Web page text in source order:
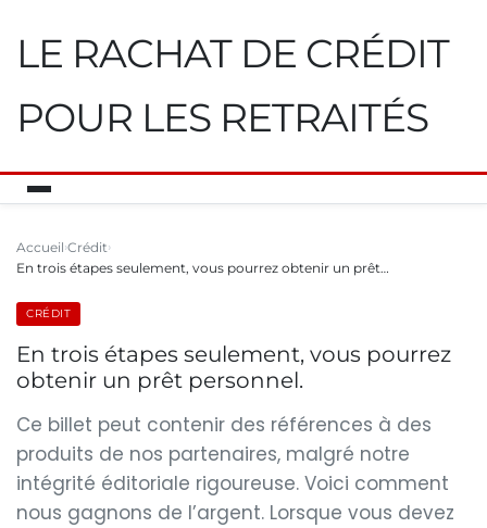
LE RACHAT DE CRÉDIT
POUR LES RETRAITÉS
Accueil Crédit
En trois étapes seulement, vous pourrez obtenir un prêt…
CRÉDIT
En trois étapes seulement, vous pourrez
obtenir un prêt personnel.
Ce billet peut contenir des références à des
produits de nos partenaires, malgré notre
intégrité éditoriale rigoureuse. Voici comment
nous gagnons de l’argent. Lorsque vous devez